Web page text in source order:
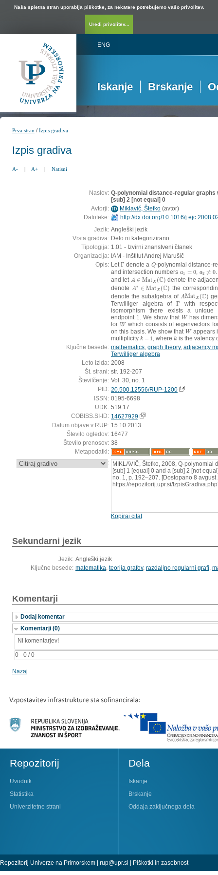
Naša spletna stran uporablja piškotke, za nekatere potrebujemo vašo privolitev.
Uredi privolitev...
ENG
Iskanje Brskanje
Prva stran /Izpis gradiva
Izpis gradiva
A- | A+ | Natisni
Naslov: Q-polynomial distance-regular graphs
[sub] 2 [not equal] 0
Avtorji: ID Miklavič, Štefko (avtor)
Datoteke:
http://dx.doi.org/10.1016/
Jezik: Angleški jezik
Vrsta gradiva: Delo ni kategorizirano
Tipologija: 1.01 - Izvirni znanstveni članek
Organizacija: IAM - Inštitut Andrej Marušič
Opis: LetΓ
Γ denote a Q
Q-polynomial distance-
and intersection numbers a1 = 0
a1 =0 , a2 ≠ 0
a2 ≠0
and let A ∈ MatX (C)
A∈MatX (C)
denote the
denoteA∗ ∈ MatX (C)
A∗ ∈ MatX(C)
the
denote the subalgebra of AMatX (C)
AMatX(C)
Terwilliger algebra ofΓ
Γ with
isomorphism there exists a
endpoint 1. We show that W
Whas
forW
Wwhich consists of eigenvectors
on this basis. We show that W
Wappears
multiplicity k − 1
k −1 , wherek
k is the valency
Ključne besede: mathematics graph theory, adjacency
Terwilliger algebra
Leto izida: 2008
Št. strani: str. 192-207
Številčenje: Vol. 30, no. 1
PID: 20.500.12556/RUP-1200
ISSN: 0195-6698
UDK: 519.17
COBISS.SI-ID: 14627929
Datum objave v RUP: 15.10.2013
Število ogledov: 16477
Število prenosov: 38
Metapodatki:
: MIKLAVIČ, Štefko, 2008, Q-polynomial
[sub] 1 [equal] 0 and a [sub] 2 [not
no. 1, p. 192–207. [Dostopano 8
https://repozitorij.upr.si/
Kopiraj citat
Sekundarni jezik
Jezik: Angleški jezik
Ključne besede: matematika, teorija grafov, razdaljno regularni grafi,
Komentarji
Dodaj komentar
Komentarji (0)
0 - 0 / 0
Ni komentarjev!
Nazaj
Repozitorij
Uvodnik
Statistika
Univerzitetne strani
Dela
Iskanje
Brskanje
Oddaja zaključnega dela
Repozitorij Univerze na Primorskem | rup@upr.si Piškotki in zasebnost